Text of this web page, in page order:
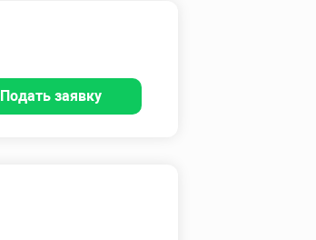
Подать заявку